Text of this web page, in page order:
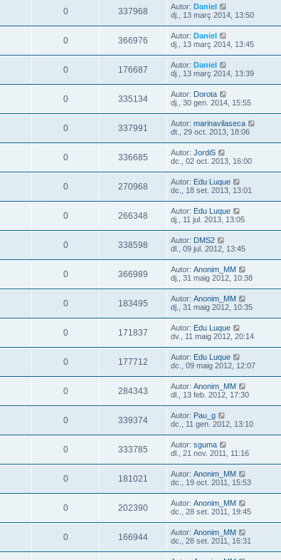
0 337968 Autor: Daniel
dj., 13 març 2014, 13:50
0 366976 Autor: Daniel
dj., 13 març 2014, 13:45
0 176687 Autor: Daniel
dj., 13 març 2014, 13:39
0 335134 Autor: Dorota
dj., 30 gen. 2014, 15:55
0 337991 Autor: marinavilaseca
dt., 29 oct. 2013, 18:06
0 336685 Autor: JordiS
dc., 02 oct. 2013, 16:00
0 270968 Autor: Edu Luque
dc., 18 set. 2013, 13:01
0 266348 Autor: Edu Luque
dj., 11 jul. 2013, 13:05
0 338598 Autor: DMS2
dl., 09 jul. 2012, 13:45
0 366989 Autor: Anonim_MM
dj., 31 maig 2012, 10:38
0 183495 Autor: Anonim_MM
dj., 31 maig 2012, 10:35
0 171837 Autor: Edu Luque
dv., 11 maig 2012, 20:14
0 177712 Autor: Edu Luque
dc., 09 maig 2012, 12:07
0 284343 Autor: Anonim_MM
dl., 13 feb. 2012, 17:30
0 339374 Autor: Pau_g
dc., 11 gen. 2012, 13:10
0 333785 Autor: sguma
dl., 21 nov. 2011, 11:16
0 181021 Autor: Anonim_MM
dc., 19 oct. 2011, 15:53
0 202390 Autor: Anonim_MM
dc., 28 set. 2011, 19:45
0 166944 Autor: Anonim_MM
dc., 28 set. 2011, 16:31